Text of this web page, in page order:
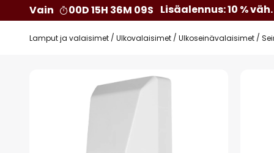
Vain 00D 15H 36M 08S Lisäalennus: 10 %
Lamput ja valaisimet Ulkovalaisimet Ulkoseinävalaisimet